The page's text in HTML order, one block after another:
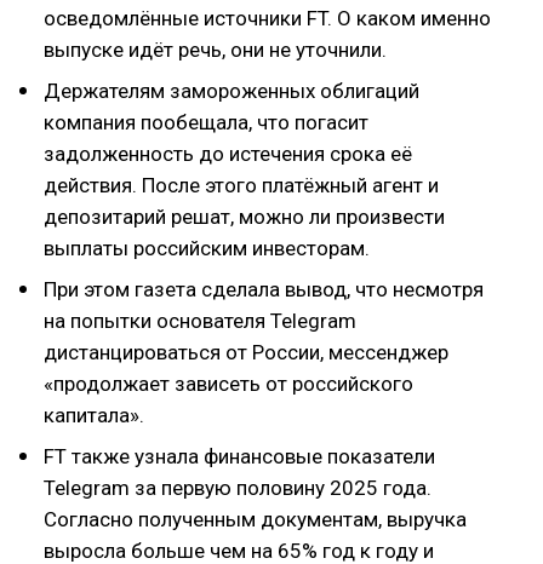
осведомлённые источники FT. О каком именно
выпуске идёт речь, они не уточнили.
Держателям замороженных облигаций
компания пообещала, что погасит
задолженность до истечения срока её
действия. После этого платёжный агент и
депозитарий решат, можно ли произвести
выплаты российским инвесторам.
При этом газета сделала вывод, что несмотря
на попытки основателя Telegram
дистанцироваться от России, мессенджер
«продолжает зависеть от российского
капитала».
FT также узнала финансовые показатели
Telegram за первую половину 2025 года.
Согласно полученным документам, выручка
выросла больше чем на 65% год к году и